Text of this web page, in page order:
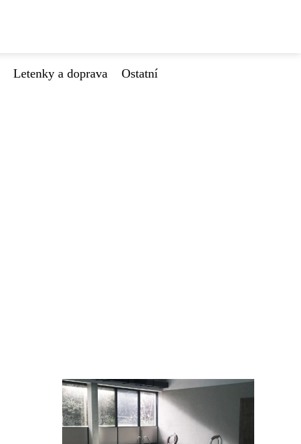
Letenky a doprava
Ostatní